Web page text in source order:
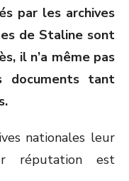
par les archives
de Staline sont
il n’a même pas
documents tant
nationales leur
réputation est